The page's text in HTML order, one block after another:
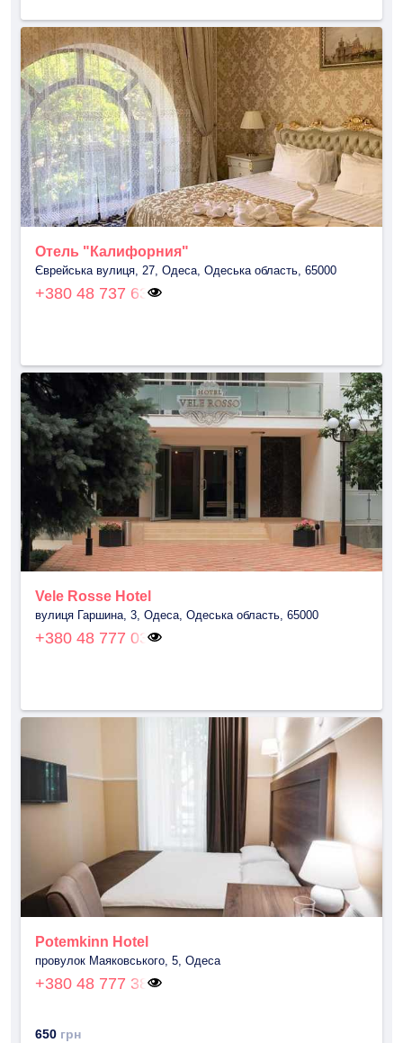
Отель "Калифорния"
Єврейська вулиця, 27, Одеса, Одеська область, 65000
+380 48 737 63
Vele Rosse Hotel
вулиця Гаршина, 3, Одеса, Одеська область, 65000
+380 48 777 03
Potemkinn Hotel
провулок Маяковського, 5, Одеса
+380 48 777 38
650 грн